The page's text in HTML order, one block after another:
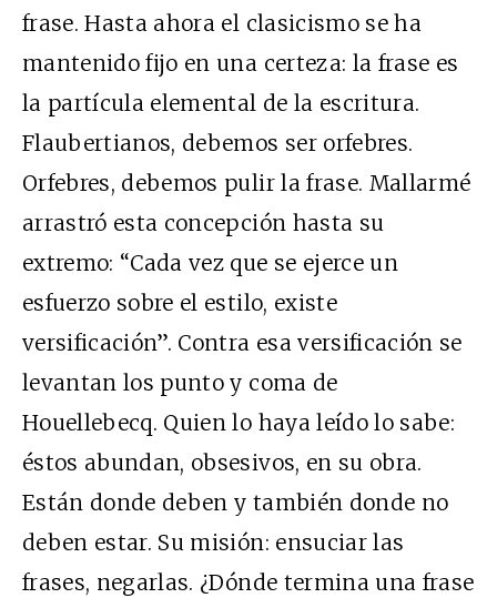
frase. Hasta ahora el clasicismo se ha
mantenido fijo en una certeza: la frase es
la partícula elemental de la escritura.
Flaubertianos, debemos ser orfebres.
Orfebres, debemos pulir la frase. Mallarmé
arrastró esta concepción hasta su
extremo: “Cada vez que se ejerce un
esfuerzo sobre el estilo, existe
versificación”. Contra esa versificación se
levantan los punto y coma de
Houellebecq. Quien lo haya leído lo sabe:
éstos abundan, obsesivos, en su obra.
Están donde deben y también donde no
deben estar. Su misión: ensuciar las
frases, negarlas. ¿Dónde termina una frase